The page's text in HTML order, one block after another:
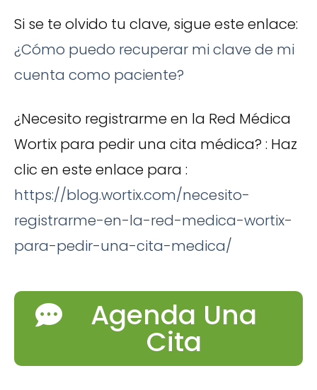
Si se te olvido tu clave, sigue este enlace:
¿Cómo puedo recuperar mi clave de mi
cuenta como paciente?
¿Necesito registrarme en la Red Médica
Wortix para pedir una cita médica? : Haz
clic en este enlace para :
https://blog.wortix.com/necesito-
registrarme-en-la-red-medica-wortix-
para-pedir-una-cita-medica/
Agenda Una
Cita